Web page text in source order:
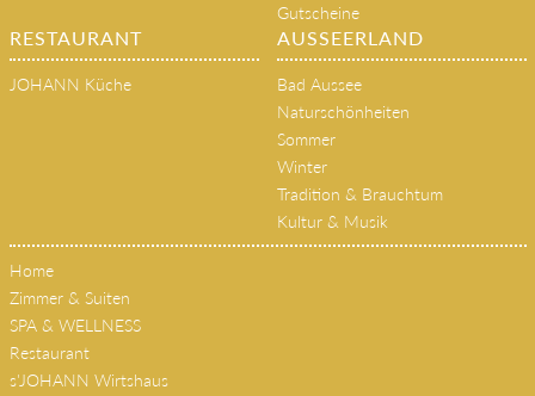
Gutscheine
RESTAURANT
JOHANN Küche
AUSSEERLAND
Bad Aussee
Naturschönheiten
Sommer
Winter
Tradition & Brauchtum
Kultur & Musik
Home
Zimmer & Suiten
SPA & WELLNESS
Restaurant
s'JOHANN Wirtshaus